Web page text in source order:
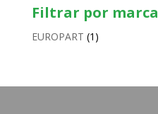
Filtrar por marca
EUROPART (1)